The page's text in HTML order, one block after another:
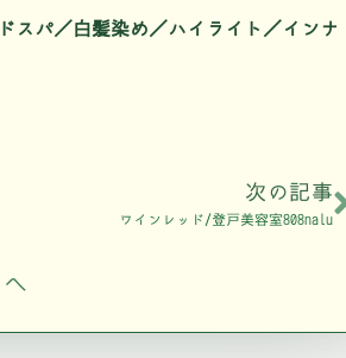
パ／白髪染め／ハイライト／インナ
次の記事
ワインレッド/登戸美容室808nalu